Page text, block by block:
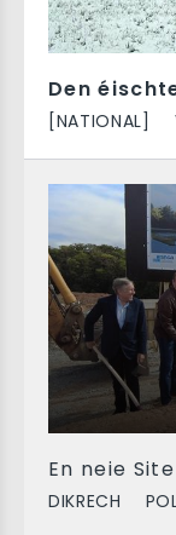
Den
[NATIONAL]
En neie
DIKRECH